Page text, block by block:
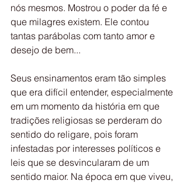
nós mesmos. Mostrou o poder da fé e
que milagres existem. Ele contou
tantas parábolas com tanto amor e
desejo de bem...
Seus ensinamentos eram tão simples
que era difícil entender, especialmente
em um momento da história em que
tradições religiosas se perderam do
sentido do religare, pois foram
infestadas por interesses políticos e
leis que se desvincularam de um
sentido maior. Na época em que viveu,